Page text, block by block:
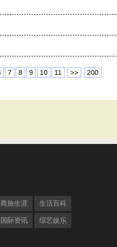
7 8 9 10 11 >> 200
商旅生涯 生活百科
国际资讯 综艺娱乐